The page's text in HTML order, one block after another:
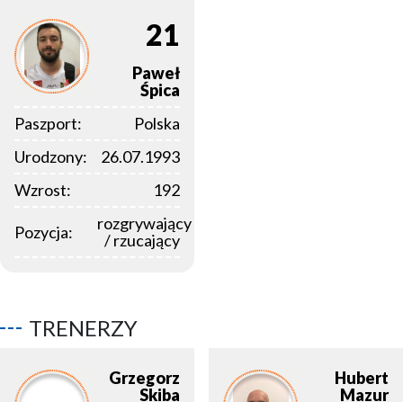
21
Paweł
Śpica
Paszport:
Polska
Urodzony:
26.07.1993
Wzrost:
192
Pozycja:
rozgrywający
/ rzucający
TRENERZY
Grzegorz
Skiba
Hubert
Mazur